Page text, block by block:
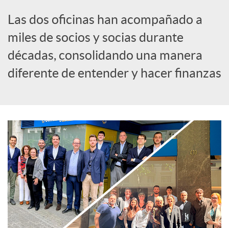
d
o
r
e
c
o
Las dos oficinas han acompañado a
miles de socios y socias durante
décadas, consolidando una manera
diferente de entender y hacer finanzas